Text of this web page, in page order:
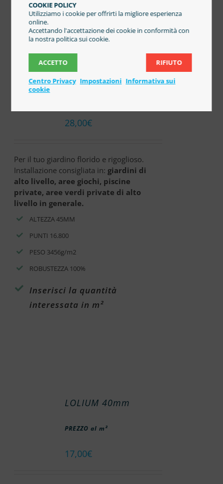
MAXIM 45mm
28,00€
Per il tuo giardino florido e rigoglioso.
Installazione consigliata in: giardini di
alto livello, aree giochi, piscine
private, aree verdi private di alto
livello in generale.
ALTEZZA 45MM
PUNTI 16.800
PESO 3456g/m2
ROBUSTEZZA 100%
Inserisci la quantità
interessata in m²
LOLIUM 40mm
PREZZO al m²
17,00€
COOKIE POLICY
Utilizziamo i cookie per offrirti la migliore esperienza
online.
Accettando l'accettazione dei cookie in conformità con
la nostra politica sui cookie.
ACCETTO RIFIUTO
Centro Privacy Impostazioni Informativa sui
cookie